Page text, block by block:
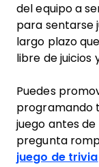
del equipo a
para sentarse
largo plazo
libre de juicios
Puedes
programando
juego antes de
pregunta
juego de trivia